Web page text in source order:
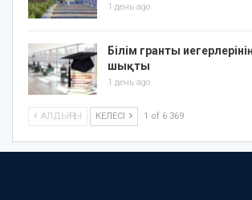
1 день ago
Білім гранты
шықты
1 день ago
АЛДЫҢҒЫ КЕЛЕСІ 1 of 6 369